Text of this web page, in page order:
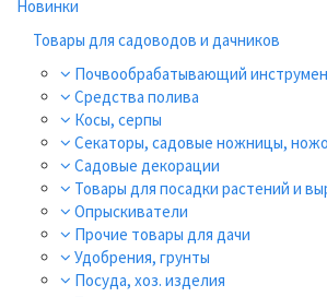
Новинки
Товары для садоводов и дачников
Почвообрабатывающий
Средства полива
Косы, серпы
Секаторы, садовые ножницы,
Садовые декорации
Товары для посадки растений и
Опрыскиватели
Прочие товары для дачи
Удобрения, грунты
Посуда, хоз. изделия